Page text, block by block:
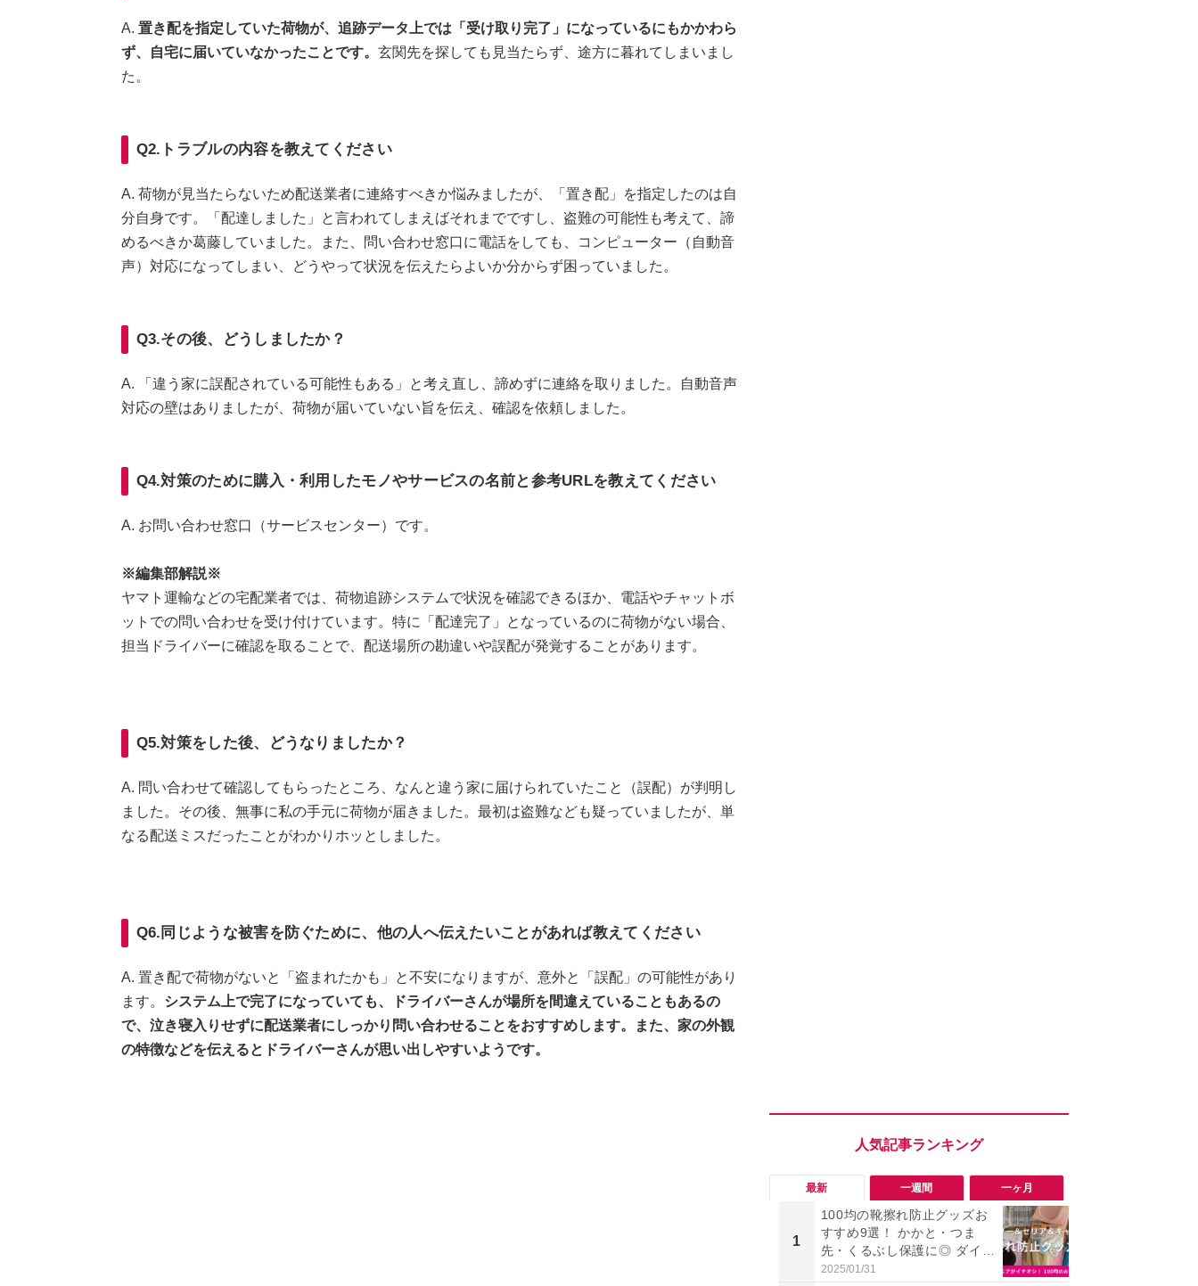
A. 置き配を指定していた荷物が、追跡データ上では「受け取り完了」になっているにもかかわら
ず、自宅に届いていなかったことです。 玄関先を探しても見当たらず、途方に暮れてしまいまし
た。
Q2.トラブルの内容を教えてください
A. 荷物が見当たらないため配送業者に連絡すべきか悩みましたが、「置き配」を指定したのは自
分自身です。「配達しました」と言われてしまえばそれまでですし、盗難の可能性も考えて、諦
めるべきか葛藤していました。また、問い合わせ窓口に電話をしても、コンピューター（自動音
声）対応になってしまい、どうやって状況を伝えたらよいか分からず困っていました。
Q3.その後、どうしましたか？
A. 「違う家に誤配されている可能性もある」と考え直し、諦めずに連絡を取りました。自動音声
対応の壁はありましたが、荷物が届いていない旨を伝え、確認を依頼しました。
Q4.対策のために購入・利用したモノやサービスの名前と参考URLを教えてください
A. お問い合わせ窓口（サービスセンター）です。
※編集部解説※
ヤマト運輸などの宅配業者では、荷物追跡システムで状況を確認できるほか、電話やチャットボ
ットでの問い合わせを受け付けています。特に「配達完了」となっているのに荷物がない場合、
担当ドライバーに確認を取ることで、配送場所の勘違いや誤配が発覚することがあります。
Q5.対策をした後、どうなりましたか？
A. 問い合わせて確認してもらったところ、なんと違う家に届けられていたこと（誤配）が判明し
ました。その後、無事に私の手元に荷物が届きました。最初は盗難なども疑っていましたが、単
なる配送ミスだったことがわかりホッとしました。
Q6.同じような被害を防ぐために、他の人へ伝えたいことがあれば教えてください
A. 置き配で荷物がないと「盗まれたかも」と不安になりますが、意外と「誤配」の可能性があり
ます。 システム上で完了になっていても、ドライバーさんが場所を間違えていることもあるの
で、泣き寝入りせずに配送業者にしっかり問い合わせることをおすすめします。また、家の外観
の特徴などを伝えるとドライバーさんが思い出しやすいようです。
最新 一週間 一ヶ月
1
100均の靴擦れ防止グッズお
すすめ9選！ かかと・つま
先・くるぶし保護に◎ ダイソ
ー・セリア・キャンドゥ
2025/01/31